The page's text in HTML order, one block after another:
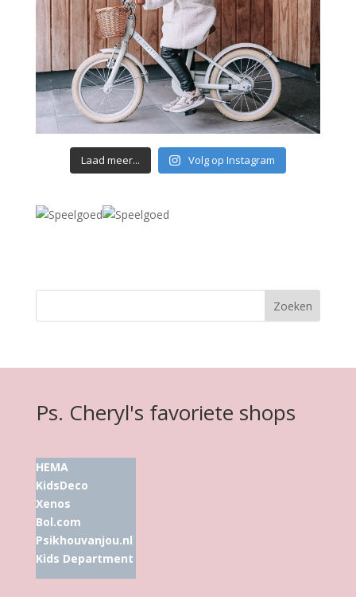
Laad meer... Volg op Instagram
Ps. Cheryl's favoriete shops
HEMA
KidsDeco
Xenos
Bol.com
Psikhouvanjou.nl
Kids Department